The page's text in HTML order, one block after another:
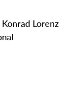
Lorenz